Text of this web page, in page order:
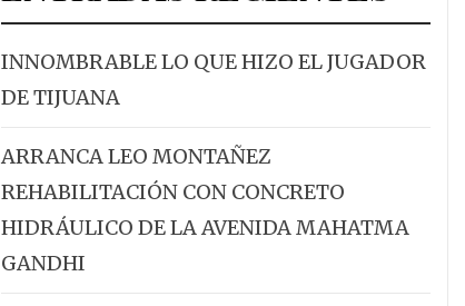
INNOMBRABLE LO QUE HIZO EL JUGADOR
DE TIJUANA
ARRANCA LEO MONTAÑEZ
REHABILITACIÓN CON CONCRETO
HIDRÁULICO DE LA AVENIDA MAHATMA
GANDHI